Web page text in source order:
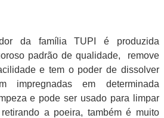
da família TUPI é produzida
padrão de qualidade, remove
e tem o poder de dissolver
impregnadas em determinada
e pode ser usado para limpar
a poeira, também é muito